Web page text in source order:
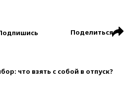
Поделиться
что взять с собой в отпуск?